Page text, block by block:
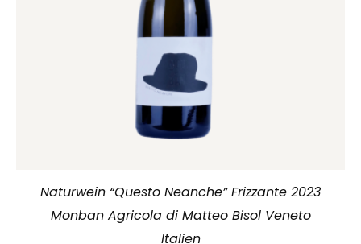
Naturwein “Questo Neanche” Frizzante 2023
Monban Agricola di Matteo Bisol Veneto
Italien